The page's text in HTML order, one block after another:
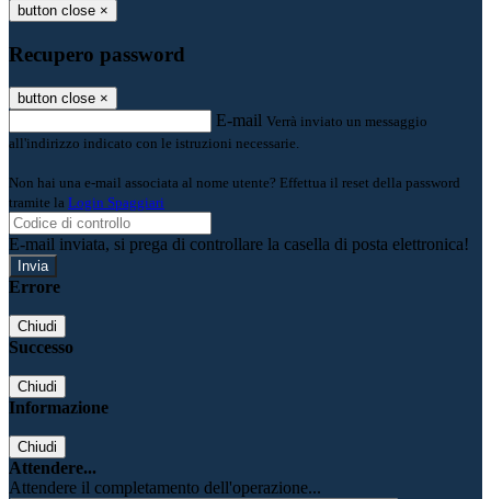
button close ×
Recupero password
button close ×
E-mail Verrà inviato un messaggio
all'indirizzo indicato con le istruzioni necessarie.
Non hai una e-mail associata al nome utente? Effettua il reset della password
tramite la Login Spaggiari
E-mail inviata, si prega di controllare la casella di posta elettronica!
Errore
Chiudi
Successo
Chiudi
Informazione
Chiudi
Attendere...
Attendere il completamento dell'operazione...